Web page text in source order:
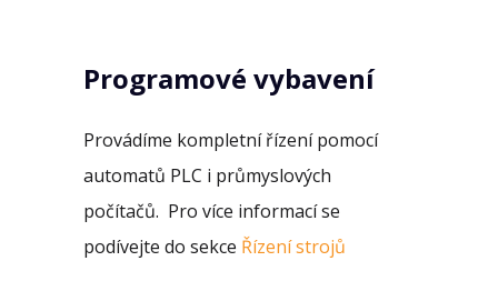
Programové vybavení
Provádíme kompletní řízení pomocí
automatů PLC i průmyslových
počítačů. Pro více informací se
podívejte do sekce Řízení strojů